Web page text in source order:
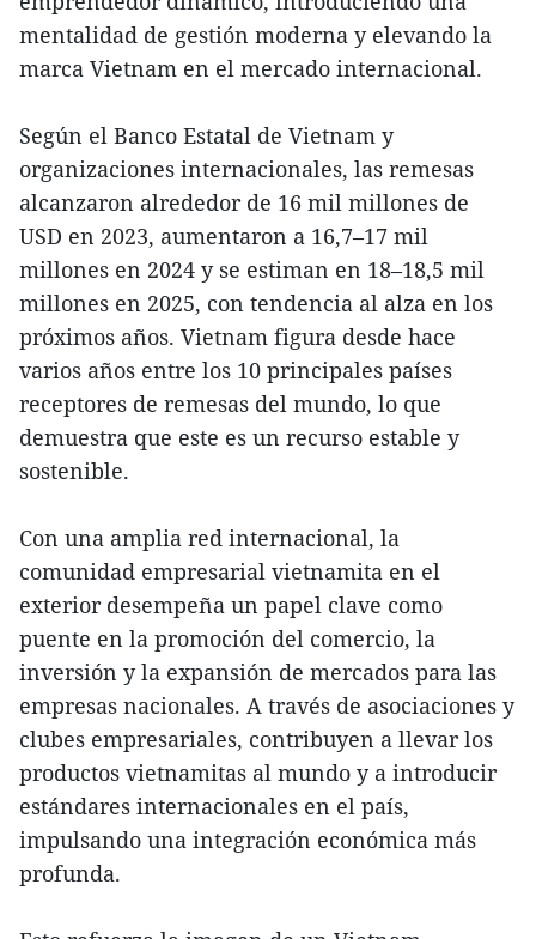
mentalidad de gestión moderna y elevando la
marca Vietnam en el mercado internacional.
Según el Banco Estatal de Vietnam y
organizaciones internacionales, las remesas
alcanzaron alrededor de 16 mil millones de
USD en 2023, aumentaron a 16,7–17 mil
millones en 2024 y se estiman en 18–18,5 mil
millones en 2025, con tendencia al alza en los
próximos años. Vietnam figura desde hace
varios años entre los 10 principales países
receptores de remesas del mundo, lo que
demuestra que este es un recurso estable y
sostenible.
Con una amplia red internacional, la
comunidad empresarial vietnamita en el
exterior desempeña un papel clave como
puente en la promoción del comercio, la
inversión y la expansión de mercados para las
empresas nacionales. A través de asociaciones y
clubes empresariales, contribuyen a llevar los
productos vietnamitas al mundo y a introducir
estándares internacionales en el país,
impulsando una integración económica más
profunda.